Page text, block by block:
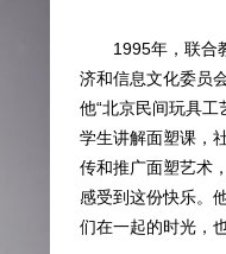
1995年，联合
济和信息文化委员
他“北京民间玩具
学生讲解面塑课，
传和推广面塑艺术
感受到这份快乐。
们在一起的时光，